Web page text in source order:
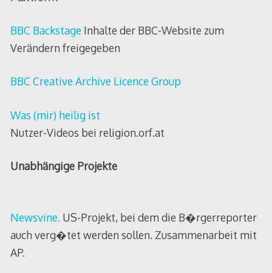
BBC BackstageInhalte der BBC-Website zum
Verändern freigegeben
BBC Creative Archive Licence Group
Was (mir) heilig ist
Nutzer-Videos bei religion.orf.at
Unabhängige Projekte
Newsvine. US-Projekt, bei dem die B�rgerreporter
auch verg�tet werden sollen. Zusammenarbeit mit
AP.